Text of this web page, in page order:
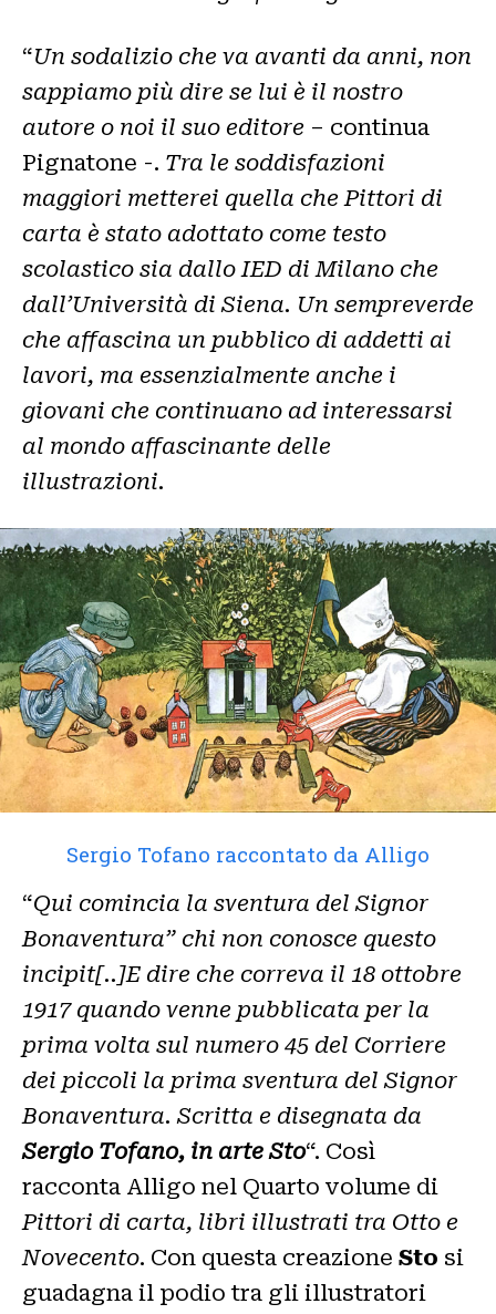
“Un sodalizio che va avanti da anni, non
sappiamo più dire se lui è il nostro
autore o noi il suo editore – continua
Pignatone -. Tra le soddisfazioni
maggiori metterei quella che Pittori di
carta è stato adottato come testo
scolastico sia dallo IED di Milano che
dall’Università di Siena. Un sempreverde
che affascina un pubblico di addetti ai
lavori, ma essenzialmente anche i
giovani che continuano ad interessarsi
al mondo affascinante delle
illustrazioni.
Sergio Tofano raccontato da Alligo
“Qui comincia la sventura del Signor
Bonaventura” chi non conosce questo
incipit[..]E dire che correva il 18 ottobre
1917 quando venne pubblicata per la
prima volta sul numero 45 del Corriere
dei piccoli la prima sventura del Signor
Bonaventura. Scritta e disegnata da
Sergio Tofano, in arte Sto“. Così
racconta Alligo nel Quarto volume di
Pittori di carta, libri illustrati tra Otto e
Novecento. Con questa creazione Sto si
guadagna il podio tra gli illustratori